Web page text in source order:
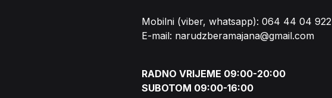
Mobilni (viber, whatsapp): 064 44 04 922
E-mail: narudzberamajana@gmail.com
RADNO VRIJEME 09:00-20:00
SUBOTOM 09:00-16:00